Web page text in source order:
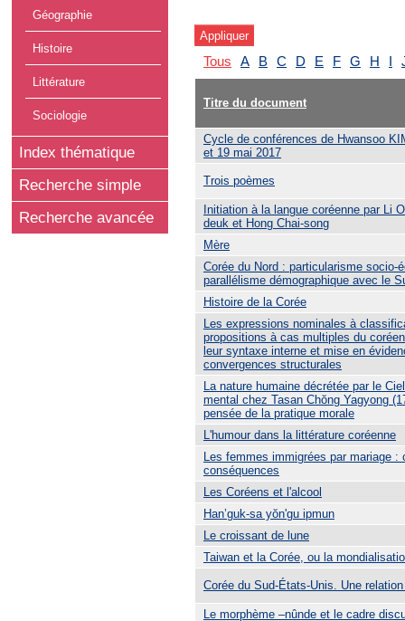
Géographie
Histoire
Littérature
Sociologie
Index thématique
Recherche simple
Recherche avancée
Tous A B C D E F G H I
Titre du document
Cycle de conférences de Hwansoo
et 19 mai 2017
Trois poèmes
Initiation à la langue coréenne par Li
deuk et Hong Chai-song
Mère
Corée du Nord : particularisme socio-
parallélisme démographique avec le
Histoire de la Corée
Les expressions nominales à
propositions à cas multiples du
leur syntaxe interne et mise en
convergences structurales
La nature humaine décrétée par le
mental chez Tasan Chŏng Yagyong
pensée de la pratique morale
L'humour dans la littérature coréenne
Les femmes immigrées par mariage :
conséquences
Les Coréens et l'alcool
Han’guk-sa yŏn'gu ipmun
Le croissant de lune
Taiwan et la Corée, ou la
Corée du Sud-États-Unis. Une
Le morphème –nûnde et le cadre